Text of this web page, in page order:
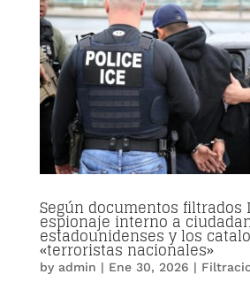
Según documentos filtrados
espionaje interno a
estadounidenses y los
«terroristas nacionales»
by admin | Ene 30, 2026 |